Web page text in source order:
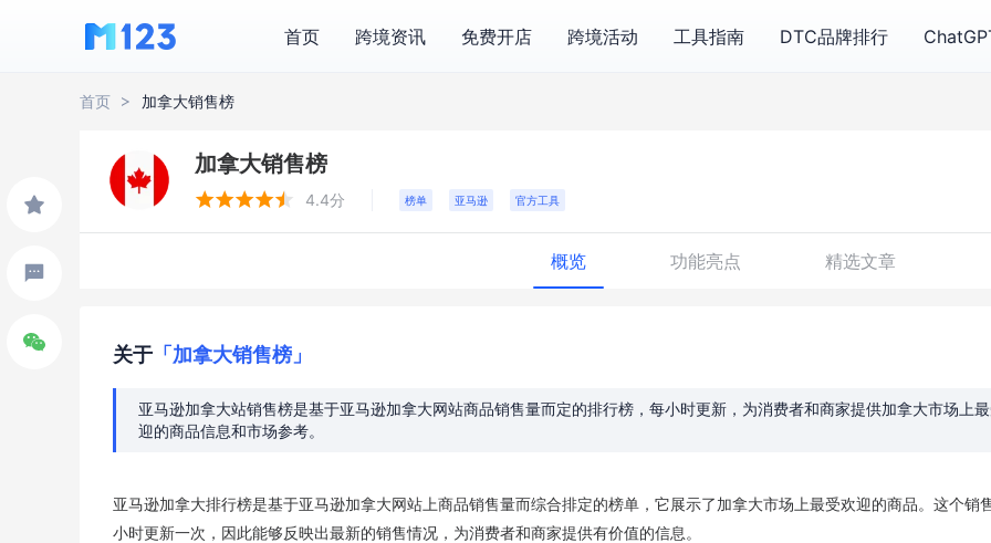
首页 跨境资讯 免费开店 跨境活动 工具指南 DTC品牌排行
首页 加拿大销售榜
加拿大销售榜
 4.4分 榜单 亚马逊 官方工具
概览 功能亮点 精选文章
关于 「加拿大销售榜」
亚马逊加拿大站销售榜是基于亚马逊加拿大网站商品销售量而定的排行榜，每小时更新，为消费者和商家提供加拿大市场上
迎的商品信息和市场参考。
亚马逊加拿大排行榜是基于亚马逊加拿大网站上商品销售量而综合排定的榜单，它展示了加拿大市场上最受欢迎的商品。这个销
小时更新一次，因此能够反映出最新的销售情况，为消费者和商家提供有价值的信息。